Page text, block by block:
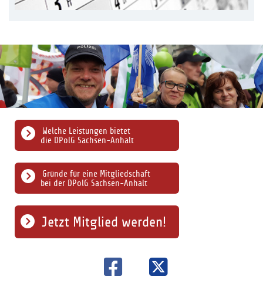
Gründe für eine Mitgliedschaft
bei der DPolG Sachsen-Anhalt
Welche Leistungen bietet
die DPolG Sachsen-Anhalt
Jetzt Mitglied werden!